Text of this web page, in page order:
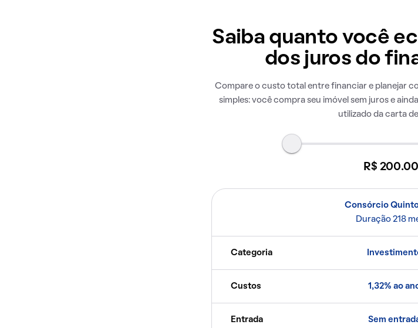
Saiba quanto você
dos juros do
Compare o custo total entre financiar e planejar
simples: você compra seu imóvel sem juros e
utilizado da carta
R$
Consórcio
Duração 218
Categoria
Custos 1,32% ao
Entrada Sem